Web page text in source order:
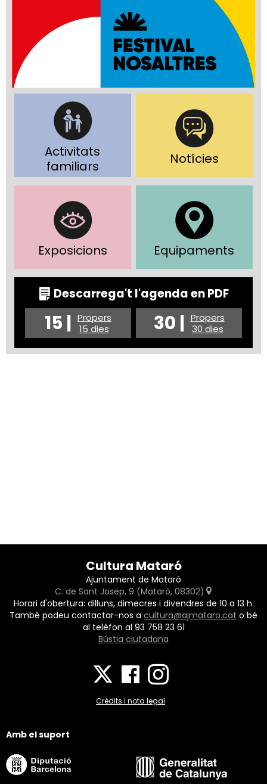
Activitats
familiars
Notícies
Exposicions Equipaments
Descarrega't l'agenda en PDF
15 | Propers
15 dies
30 | Propers
30 dies
Cultura Mataró
Ajuntament de Mataró
C. de Sant Josep, 9 (Mataró, 08302)
Horari d'obertura: dilluns, dimecres i divendres de 10 a 13 h.
També podeu contactar-nos a cultura@ajmataro.cat o bé
al telèfon al 93 758 23 61
Bústia ciutadana
Crèdits i nota legal
Amb el suport